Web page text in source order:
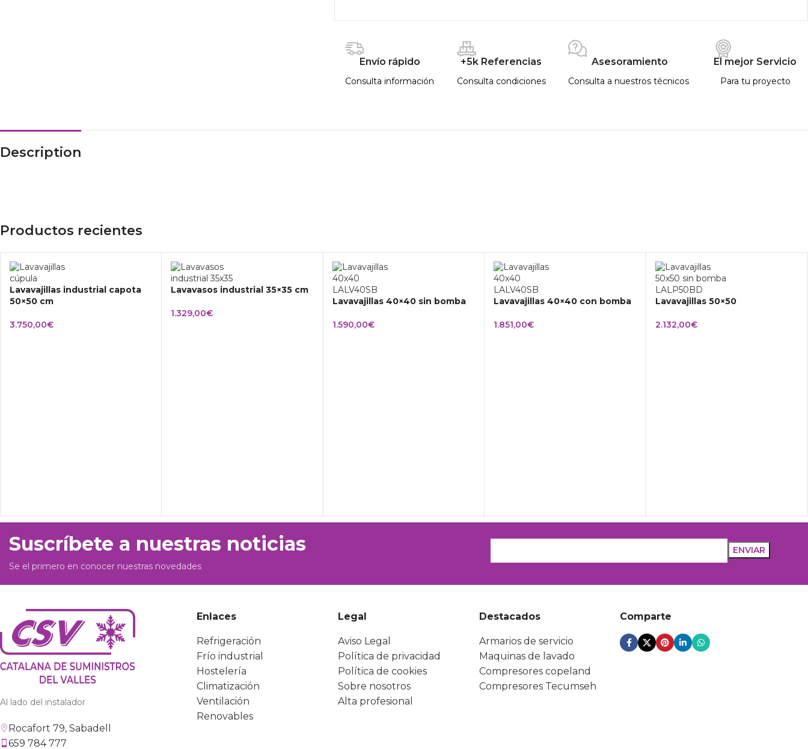
Envío rápido
Consulta información
+5k Referencias
Consulta condiciones
Asesoramiento
Consulta a nuestros técnicos
El mejor Servicio
Para tu proyecto
Description
Productos recientes
Lavavajillas industrial capota
50×50 cm
3.750,00€
Lavavasos industrial 35×35 cm
1.329,00€
Lavavajillas 40×40 sin bomba
1.590,00€
Lavavajillas 40×40 con bomba
1.851,00€
Lavavajillas 50×50
2.132,00€
Suscríbete a nuestras noticias
Se el primero en conocer nuestras novedades
Al lado del instalador
Rocafort 79, Sabadell
659 784 777
Enlaces
Refrigeración
Frío industrial
Hostelería
Climatización
Ventilación
Renovables
Legal
Aviso Legal
Política de privacidad
Política de cookies
Sobre nosotros
Alta profesional
Destacados
Armarios de servicio
Maquinas de lavado
Compresores copeland
Compresores Tecumseh
Comparte